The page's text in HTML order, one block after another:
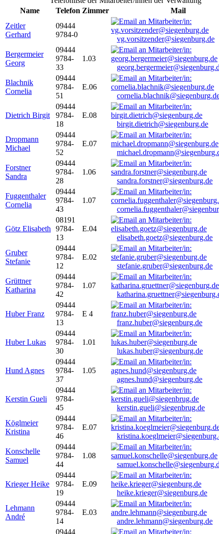
Name
Telefon Zimmer
Mail
Zeitler
Gerhard
09444
9784-0
vg.vorsitzender@siegenburg.de
Bergermeier
Georg
09444
9784-
33
1.03
Blachnik
Cornelia
09444
9784-
51
E.06
Dietrich Birgit
09444
9784-
18
E.08
birgit.dietrich@siegenburg.de
Dropmann
Michael
09444
9784-
52
E.07
Forstner
Sandra
09444
9784-
28
1.06
sandra.forstner@siegenburg.de
Fuggenthaler
Cornelia
09444
9784-
43
1.07
Götz Elisabeth
08191
9784-
13
E.04
elisabeth.goetz@siegenburg.de
Gruber
Stefanie
09444
9784-
12
E.02
stefanie.gruber@siegenburg.de
Grüttner
Katharina
09444
9784-
42
1.07
Huber Franz
09444
9784-
13
E 4
franz.huber@siegenburg.de
Huber Lukas
09444
9784-
30
1.01
lukas.huber@siegenburg.de
Hund Agnes
09444
9784-
37
1.05
agnes.hund@siegenburg.de
Kerstin Gueli
09444
9784-
45
kerstin.gueli@siegenbrug.de
Köglmeier
Kristina
09444
9784-
46
E.07
Konschelle
Samuel
09444
9784-
44
1.08
Krieger Heike
09444
9784-
19
E.09
heike.krieger@siegenburg.de
Lehmann
André
09444
9784-
14
E.03
andre.lehmann@siegenburg.de
09444